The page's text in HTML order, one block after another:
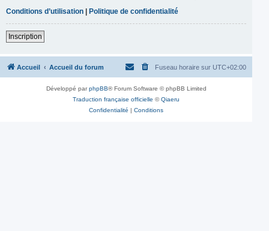
Conditions d’utilisation | Politique de confidentialité
Inscription
Accueil Accueil du forum Fuseau horaire sur UTC+02:00
Développé parphpBB® Forum Software © phpBB Limited
Traduction française officielle ©Qiaeru
Confidentialité | Conditions